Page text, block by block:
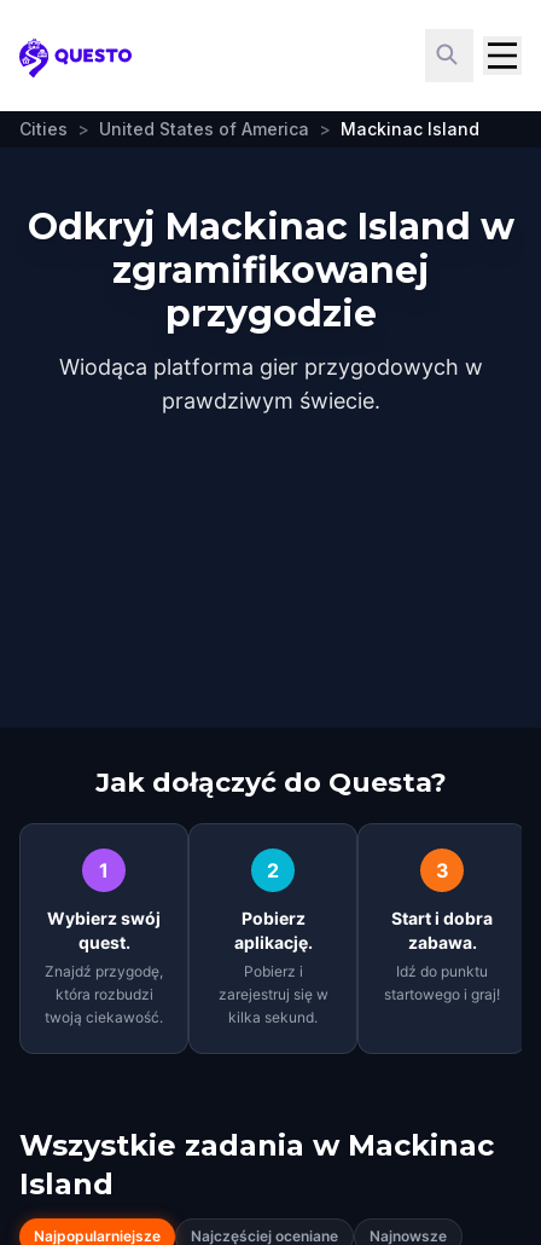
Questo
Cities > United States of America > Mackinac Island
Odkryj Mackinac Island w
zgramifikowanej
przygodzie
Wiodąca platforma gier przygodowych w
prawdziwym świecie.
Jak dołączyć do Questa?
1
Wybierz swój
quest.
Znajdź przygodę,
która rozbudzi
twoją ciekawość.
2
Pobierz
aplikację.
Pobierz i
zarejestruj się w
kilka sekund.
3
Start i dobra
zabawa.
Idź do punktu
startowego i graj!
Wszystkie zadania w Mackinac
Island
Najpopularniejsze Najczęściej oceniane
Najnowsze